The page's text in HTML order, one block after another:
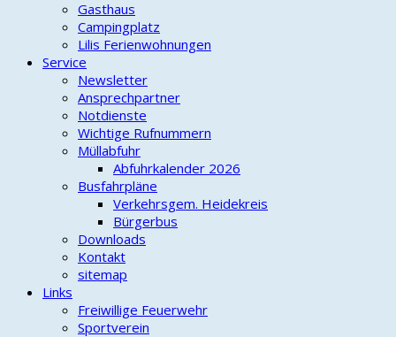
Gasthaus
Campingplatz
Lilis Ferienwohnungen
Service
Newsletter
Ansprechpartner
Notdienste
Wichtige Rufnummern
Müllabfuhr
Abfuhrkalender 2026
Busfahrpläne
Verkehrsgem. Heidekreis
Bürgerbus
Downloads
Kontakt
sitemap
Links
Freiwillige Feuerwehr
Sportverein